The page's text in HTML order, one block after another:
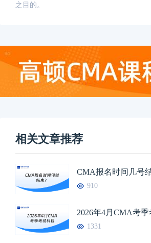
之目的。
相关文章推荐
CMA报名时间几号
910
2026年4月CMA考季
1331